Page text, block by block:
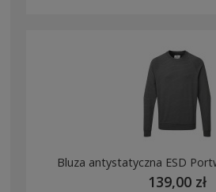
Bluza antystatyczna ESD
139,00 zł